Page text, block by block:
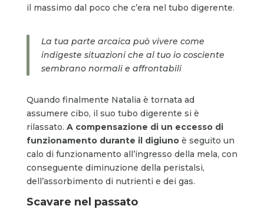
il massimo dal poco che c’era nel tubo digerente.
La tua parte arcaica può vivere come
indigeste situazioni che al tuo io cosciente
sembrano normali e affrontabili
Quando finalmente Natalia è tornata ad
assumere cibo, il suo tubo digerente si è
rilassato. A compensazione di un eccesso di
funzionamento durante il digiunoè seguito un
calo di funzionamento all’ingresso della mela, con
conseguente diminuzione della peristalsi,
dell’assorbimento di nutrienti e dei gas.
Scavare nel passato